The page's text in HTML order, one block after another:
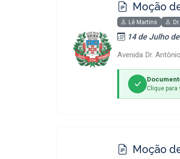
Moção
Lê Martins
14 de Julho
Avenida Dr.
Clique para
Moção